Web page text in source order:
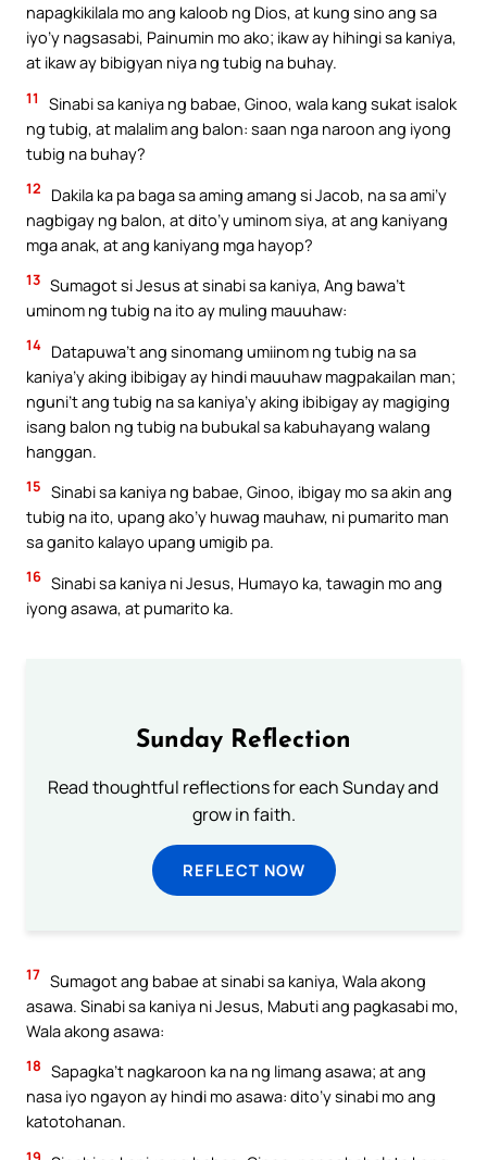
napagkikilala mo ang kaloob ng Dios, at kung sino ang sa
iyo’y nagsasabi, Painumin mo ako; ikaw ay hihingi sa kaniya,
at ikaw ay bibigyan niya ng tubig na buhay.
11
Sinabi sa kaniya ng babae, Ginoo, wala kang sukat isalok
ng tubig, at malalim ang balon: saan nga naroon ang iyong
tubig na buhay?
12
Dakila ka pa baga sa aming amang si Jacob, na sa ami’y
nagbigay ng balon, at dito’y uminom siya, at ang kaniyang
mga anak, at ang kaniyang mga hayop?
13 Sumagot si Jesus at sinabi sa kaniya, Ang bawa’t
uminom ng tubig na ito ay muling mauuhaw:
14 Datapuwa’t ang sinomang umiinom ng tubig na sa
kaniya’y aking ibibigay ay hindi mauuhaw magpakailan man;
nguni’t ang tubig na sa kaniya’y aking ibibigay ay magiging
isang balon ng tubig na bubukal sa kabuhayang walang
hanggan.
15 Sinabi sa kaniya ng babae, Ginoo, ibigay mo sa akin ang
tubig na ito, upang ako’y huwag mauhaw, ni pumarito man
sa ganito kalayo upang umigib pa.
16 Sinabi sa kaniya ni Jesus, Humayo ka, tawagin mo ang
iyong asawa, at pumarito ka.
Sunday Reflection
Read thoughtful reflections for each Sunday and
grow in faith.
REFLECT NOW
17 Sumagot ang babae at sinabi sa kaniya, Wala akong
asawa. Sinabi sa kaniya ni Jesus, Mabuti ang pagkasabi mo,
Wala akong asawa:
18 Sapagka’t nagkaroon ka na ng limang asawa; at ang
nasa iyo ngayon ay hindi mo asawa: dito’y sinabi mo ang
katotohanan.